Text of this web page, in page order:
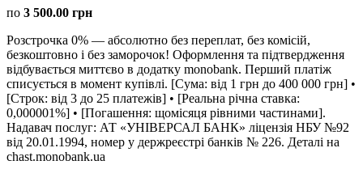
по 3 500.00 грн
Розстрочка 0% — абсолютно без переплат, без комісій,
безкоштовно і без заморочок! Оформлення та підтвердження
відбувається миттєво в додатку monobank. Перший платіж
списується в момент купівлі. [Сума: від 1 грн до 400 000 грн] •
[Строк: від 3 до 25 платежів] • [Реальна річна ставка:
0,000001%] • [Погашення: щомісяця рівними частинами].
Надавач послуг: АТ «УНІВЕРСАЛ БАНК» ліцензія НБУ №92
від 20.01.1994, номер у держреєстрі банків № 226. Деталі на
chast.monobank.ua